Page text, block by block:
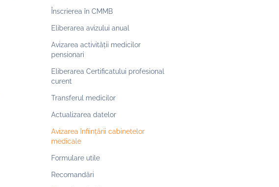
Înscrierea în CMMB
Eliberarea avizului anual
Avizarea activității medicilor
pensionari
Eliberarea Certificatului profesional
curent
Transferul medicilor
Actualizarea datelor
Avizarea înființării cabinetelor
medicale
Formulare utile
Recomandări